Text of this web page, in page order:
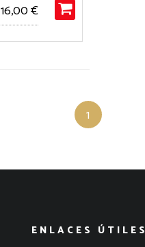
16,00 €
1
ENLACES ÚTILES